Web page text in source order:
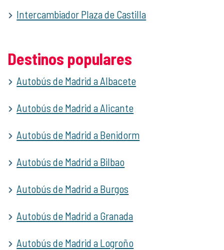
Intercambiador Plaza de Castilla
Destinos populares
Autobús de Madrid a Albacete
Autobús de Madrid a Alicante
Autobús de Madrid a Benidorm
Autobús de Madrid a Bilbao
Autobús de Madrid a Burgos
Autobús de Madrid a Granada
Autobús de Madrid a Logroño